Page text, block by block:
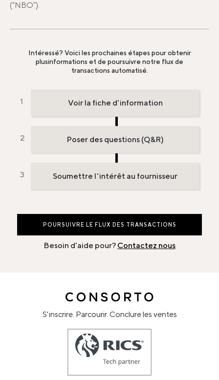
(“NBO”).
Intéressé? Voici les prochaines étapes pour obtenir
plusinformations et de poursuivre notre flux de
transactions automatisé.
Voir la fiche d'information
Poser des questions (Q&R)
Soumettre l'intérêt au fournisseur
POURSUIVRE LE FLUX DES TRANSACTIONS
Besoin d'aide pour? Contactez nous
S'inscrire. Parcourir. Conclure les ventes